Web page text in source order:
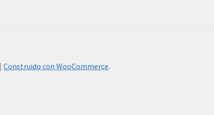
Construido con WooCommerce.